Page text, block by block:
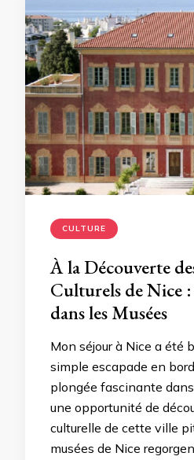
CULTURE
À la Découverte
Culturels de Nice
dans les Musées
Mon séjour à Nice a été
simple escapade en bord
plongée fascinante dans
une opportunité de
culturelle de cette ville
musées de Nice